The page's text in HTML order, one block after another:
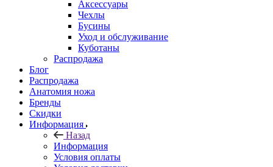
Аксессуары
Чехлы
Бусины
Уход и обслуживание
Куботаны
Распродажа
Блог
Распродажа
Анатомия ножа
Бренды
Скидки
Информация
Назад
Информация
Условия оплаты